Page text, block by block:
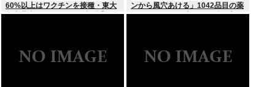
60%以上はワクチンを接種・東大
と東北大が3万1000人を調査】ワ
いる
ンから風穴あける」1042品目の薬
価4分の1を保険適用外で財布直